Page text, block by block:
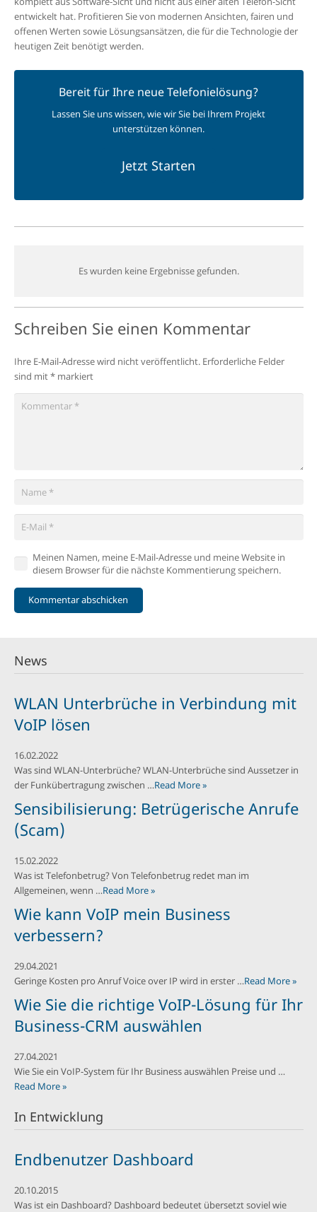
entwickelt hat. Profitieren Sie von modernen Ansichten, fairen und
offenen Werten sowie Lösungsansätzen, die für die Technologie der
heutigen Zeit benötigt werden.
Bereit für Ihre neue Telefonielösung?
Lassen Sie uns wissen, wie wir Sie bei Ihrem Projekt
unterstützen können.
Jetzt Starten
Es wurden keine Ergebnisse gefunden.
Schreiben Sie einen Kommentar
Ihre E-Mail-Adresse wird nicht veröffentlicht. Erforderliche Felder
sind mit*markiert
Meinen Namen, meine E-Mail-Adresse und meine Website in
diesem Browser für die nächste Kommentierung speichern.
Kommentar abschicken
News
WLAN Unterbrüche in Verbindung mit
VoIP lösen
16.02.2022
Was sind WLAN-Unterbrüche? WLAN-Unterbrüche sind Aussetzer in
der Funkübertragung zwischen …Read More »
Sensibilisierung: Betrügerische Anrufe
(Scam)
15.02.2022
Was ist Telefonbetrug? Von Telefonbetrug redet man im
Allgemeinen, wenn …Read More »
Wie kann VoIP mein Business
verbessern?
29.04.2021
Geringe Kosten pro Anruf Voice over IP wird in erster …Read More »
Wie Sie die richtige VoIP-Lösung für Ihr
Business-CRM auswählen
27.04.2021
Wie Sie ein VoIP-System für Ihr Business auswählen Preise und …
Read More »
In Entwicklung
Endbenutzer Dashboard
20.10.2015
Was ist ein Dashboard? Dashboard bedeutet übersetzt soviel wie